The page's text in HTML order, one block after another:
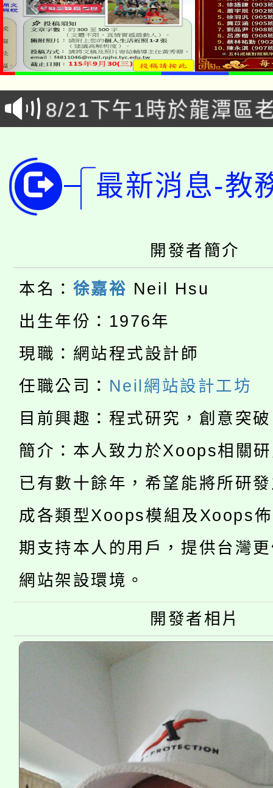
「本色祭」8/29、30在
場熱烈登場!
8/21下午1時於龍潭區
YOUNG桃局內行報名
局官網。
8月14至27日，桃園電
開!
115年桃園市運動會8/
視費優惠，中低收入戶
半價優惠，詳情可洽有
者。
大園自造教育及科技
份教師增能研習
大溪自造教育及科技中
份教師研習
淨零綠生活教案入校路
會
115年食農教育專業人
程
「本色祭」8/29、30在
場熱烈登場!
8/21下午1時於龍潭區
徵才活動。
YOUNG桃局內行報名
局官網。
8月14至27日，桃園電
開!
115年桃園市運動會8/
田徑場及游泳池舉行。
桃園市低收入戶享有免
視費優惠，中低收入戶
半價優惠，詳情可洽有
者。
大園自造教育及科技中
份教師增能研習
大溪自造教育及科技中
份教師研習
淨零綠生活教案入校路
會
115年食農教育專業人
最新消息-教
開發者簡介
本名： 徐嘉裕 Neil Hsu
出生年份：1976年
現職：網站程式設計師
任職公司： Neil網站設計工坊
目前興趣：程式研究，創意突
簡介：本人致力於Xoops相關
已有數十餘年，希望能將所研
成各類型Xoops模組及Xoops
期支持本人的用戶，提供台灣
網站架設環境。
開發者相片